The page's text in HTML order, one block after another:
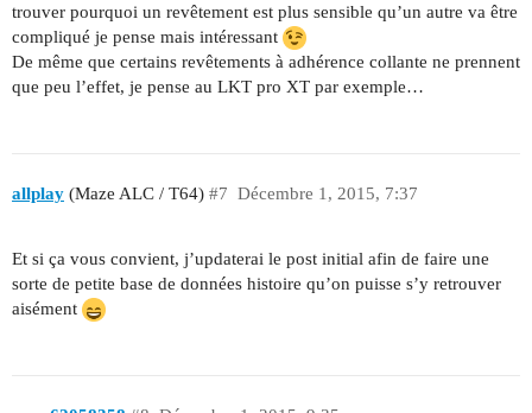
trouver pourquoi un revêtement est plus sensible qu’un autre va être
compliqué je pense mais intéressant
De même que certains revêtements à adhérence collante ne prennent
que peu l’effet, je pense au LKT pro XT par exemple…
allplay (Maze ALC / T64) Décembre 1, 2015, 7:37
#7
Et si ça vous convient, j’updaterai le post initial afin de faire une
sorte de petite base de données histoire qu’on puisse s’y retrouver
aisément